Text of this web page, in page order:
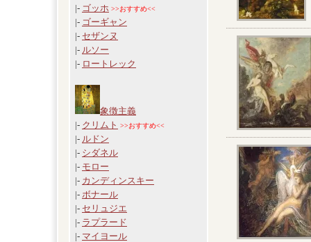
|- ゴッホ >>おすすめ<<
|- ゴーギャン
|- セザンヌ
|- ルソー
|- ロートレック
象徴主義
|- クリムト >>おすすめ<<
|- ルドン
|- シダネル
|- モロー
|- カンディンスキー
|- ボナール
|- セリュジエ
|- ラプラード
|- マイヨール